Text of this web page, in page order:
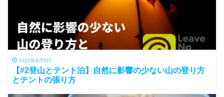
2021年8月5日
【#2登山とテント泊】自然に影響の少ない山の登り方
とテントの張り方